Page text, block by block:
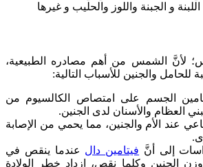
لأنَّ الشمس من أهم مصادره الطبيعية،
للحامل والجنين للأسباب التالية:
الجسم على امتصاص الكالسيوم من
العظام والأسنان لدى الجنين.
عند الأم والجنين، مما يحمي من الإصابة
إلى أنَّ فيتامين دال عندما ينقص في
الجنين وكلما نقص، ازداد خطر الولادة